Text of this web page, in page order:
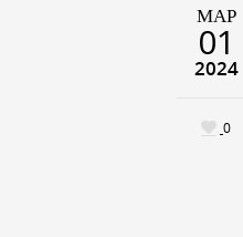
ΜΑΡ
01
2024
0